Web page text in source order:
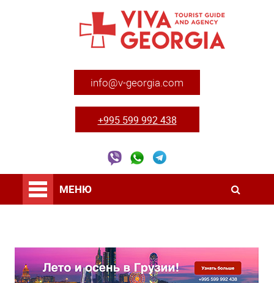
info@v-georgia.com
+995 599 992 438
МЕНЮ